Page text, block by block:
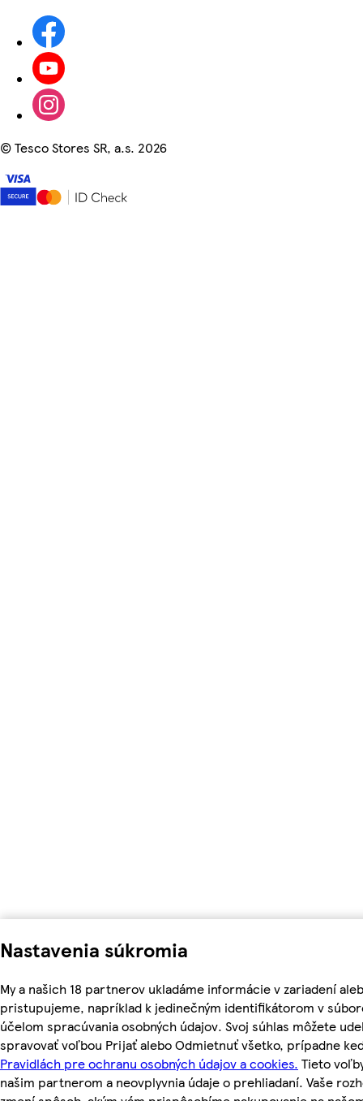
Nastavenia súkromia
My a našich 18 partnerov ukladáme informácie v zariadení
pristupujeme, napríklad k jedinečným identifikátorom v
účelom spracúvania osobných údajov. Svoj súhlas môžete
spravovať voľbou Prijať alebo Odmietnuť všetko, prípadne
Pravidlách pre ochranu osobných údajov a cookies. Tieto
našim partnerom a neovplyvnia údaje o prehliadaní. Vaše
©Tesco Stores SR, a.s. 2026